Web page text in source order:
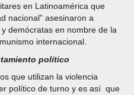
en Latinoamérica que
nacional” asesinaron a
demócratas en nombre de la
internacional.
político
que utilizan la violencia
político de turno y es así que